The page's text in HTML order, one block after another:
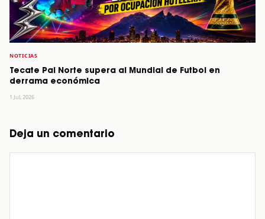
NOTICIAS
Tecate Pal Norte supera al Mundial de Futbol en
derrama económica
1 Jul, 2026
Deja un comentario